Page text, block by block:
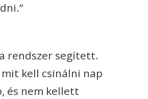
rendszer segített.
kell csinálni nap
és nem kellett